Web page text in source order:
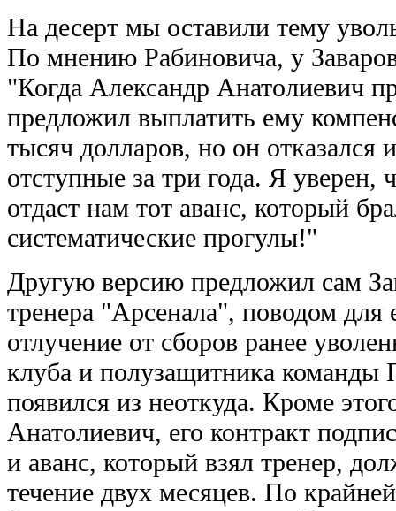
На десерт мы оставили тему
По мнению Рабиновича, у
"Когда Александр Анатолиевич
предложил выплатить ему
тысяч долларов, но он отказался
отступные за три года. Я уверен,
отдаст нам тот аванс, который
систематические прогулы!"
Другую версию предложил сам
тренера "Арсенала", поводом для
отлучение от сборов ранее
клуба и полузащитника команды
появился из неоткуда. Кроме
Анатолиевич, его контракт
и аванс, который взял тренер,
течение двух месяцев. По